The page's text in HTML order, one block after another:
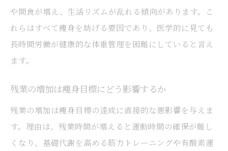
や間食が増え、生活リズムが乱れる傾向があります。こ
れらはすべて痩身を妨げる要因であり、医学的に見ても
長時間労働が健康的な体重管理を困難にしていると言え
ます。
残業の増加は痩身目標にどう影響するか
残業の増加は痩身目標の達成に直接的な悪影響を与えま
す。理由は、残業時間が増えると運動時間の確保が難し
くなり、基礎代謝を高める筋力トレーニングや有酸素運